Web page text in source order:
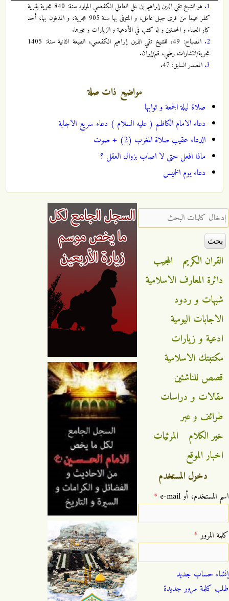
1.
هو الشيخ تقي الدين إبراهيم بن علي العاملي الكفعمي المولود سنة: 840 هجرية بقرية
كفر عيما من قرى جبل عامل، و المتوفى بها سنة 905 هجرية، و المدفون بها، أحد
كبار العلماء و المحدثين و له كتب في الأدعية و الزيارات و غيرها.
2.
المصباح: 49، للشيخ تقي الدين إبراهيم الكفعمي، الطبعة الثانية سنة: 1405
هجرية/انتشارات رضي، قم/إيران.
3. المصدر السابق: 47.
مواضيع ذات صلة
صلاة ليلة الجمعة و ثوابها
دعاء الامام الكاظم ( عليه السلام ) دعاء سريع الاجابة
الدعاء عقيب صلاة المغرب (2) + صوت
ماذا افعل حتى لا اصاب بزوال العقل ؟
دعاء يوم الخميس
‏إدخال كلمات البحث ‏
القران الكريم
المجيب
دائرة المعارف الاسلامية
شبهات و ردود
الاجابات اليومية
ادعية و زيارات
مكتبتك الاسلامية
قصص للناشئين
مقالات و دراسات
طرائف و عبر
خير الكلام
المرئيات
اخبار الموقع
دخول المستخدم
‏اسم المستخدم، أو e-mail ‏ *
‏كلمة المرور ‏*
إنشاء حساب جديد
طلب كلمة مرور جديدة